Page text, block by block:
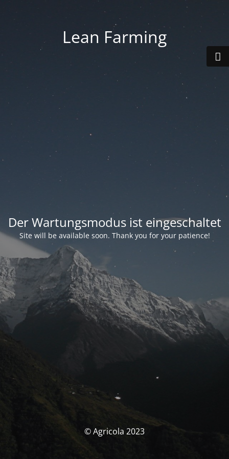
Lean Farming
Der Wartungsmodus ist eingeschaltet
Site will be available soon. Thank you for your patience!
© Agricola 2023